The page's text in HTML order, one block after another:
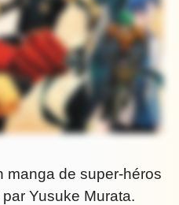
manga de super-héros
Yusuke Murata.